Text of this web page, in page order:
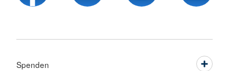
Spenden